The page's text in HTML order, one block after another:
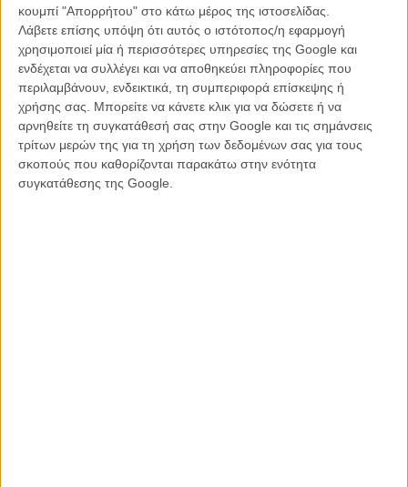
κουμπί "Απορρήτου" στο κάτω μέρος της ιστοσελίδας.
Λάβετε επίσης υπόψη ότι αυτός ο ιστότοπος/η εφαρμογή
χρησιμοποιεί μία ή περισσότερες υπηρεσίες της Google και
ενδέχεται να συλλέγει και να αποθηκεύει πληροφορίες που
περιλαμβάνουν, ενδεικτικά, τη συμπεριφορά επίσκεψης ή
χρήσης σας. Μπορείτε να κάνετε κλικ για να δώσετε ή να
αρνηθείτε τη συγκατάθεσή σας στην Google και τις σημάνσεις
τρίτων μερών της για τη χρήση των δεδομένων σας για τους
σκοπούς που καθορίζονται παρακάτω στην ενότητα
συγκατάθεσης της Google.